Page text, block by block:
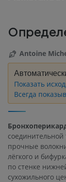
Antoine
Показать
Всегда
прочные
лёгкого и
по стенке
сухожильного